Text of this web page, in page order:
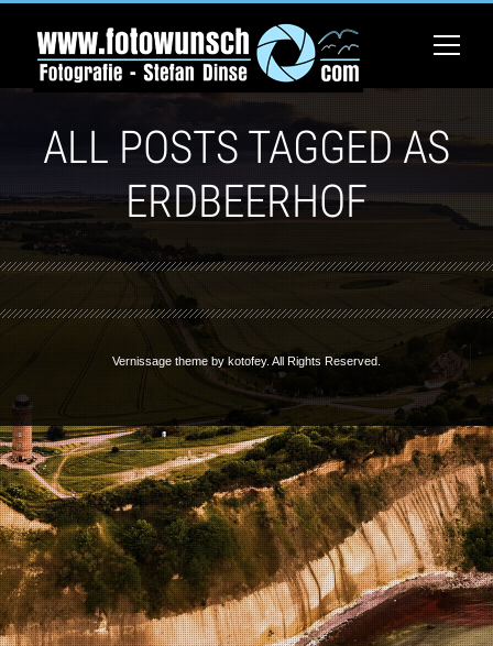
ALL POSTS TAGGED AS
ERDBEERHOF
Vernissage theme by kotofey. All Rights Reserved.